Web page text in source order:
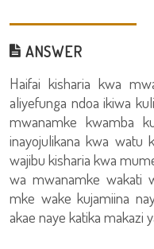
ANSWER
Haifai kisharia kwa
aliyefunga ndoa ikiwa
mwanamke kwamba
inayojulikana kwa watu
wajibu kisharia kwa
wa mwanamke wakati
mke wake kujamiina
akae naye katika makazi